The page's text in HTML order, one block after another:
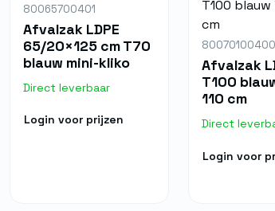
80065700401
Afvalzak LDPE
65/20×125 cm T70
blauw mini-kliko
Direct leverbaar
Login voor prijzen
80070100400
Afvalzak
T100
110 cm
Direct
Login voor